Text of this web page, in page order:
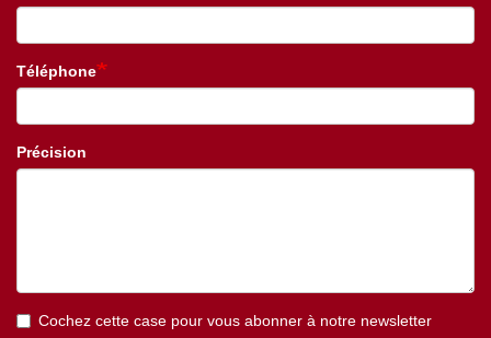
Téléphone
Précision
Cochez cette case pour vous abonner à notre newsletter